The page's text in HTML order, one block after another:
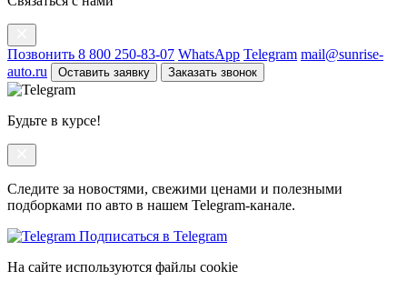
Позвонить 8 800 250-83-07 WhatsApp Telegram mail@sunrise-
auto.ru
Оставить заявку Заказать звонок
Будьте в курсе!
Следите за новостями, свежими ценами и полезными
подборками по авто в нашем Telegram-канале.
Подписаться в Telegram
На сайте используются файлы cookie